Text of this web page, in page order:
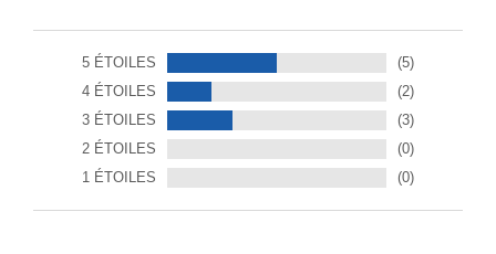
5 ÉTOILES
4 ÉTOILES
3 ÉTOILES
2 ÉTOILES
1 ÉTOILES
(5)
(2)
(3)
(0)
(0)